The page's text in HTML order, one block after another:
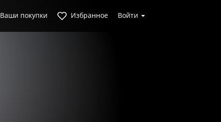
Ваши покупки Избранное Войти